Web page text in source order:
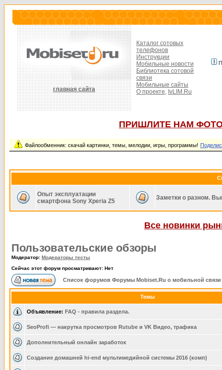
главная сайта
Каталог сотовых
телефонов
Инструкции
Мобильные новости
Библиотека сотовой
связи
Мобильные сайты
О проекте, IvLIM.Ru
ПРИШЛИТЕ НАМ
Файлообменник: скачай картинки, темы, мелодии, игры, программы!
Опыт эксплуатации
смартфона Sony Xperia Z5
Заметки о разном.
Все новинки
Пользовательские обзоры
Модератор: Модераторы тесты
Сейчас этот форум просматривают: Нет
Список форумов Форумы Mobiset.Ru о мобильной связи
Темы
Объявление: FAQ - правила раздела.
SeoProfi — накрутка просмотров Rutube и VK Видео, трафика
Дополнительный онлайн заработок
Создание домашней hi-end мультимедийной системы 2016 (комп)